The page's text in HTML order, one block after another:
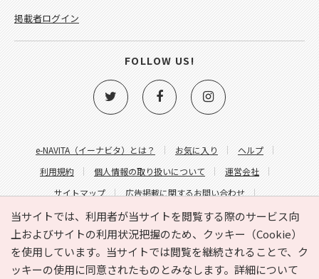
当サイトでは、利用者が当サイトを閲覧する際のサービス向
上およびサイトの利用状況把握のため、クッキー（Cookie）
を使用しています。当サイトでは閲覧を継続されることで、ク
ッキーの使用に同意されたものとみなします。詳細について
e-NAVITA（イーナビタ）とは？ お気に入り
ヘルプ
利用規約
個人情報の取り扱いについて
運営会社
サイトマップ
広告掲載に関するお問い合わせ
サイトの内容に関するお問い合わせ
掲載者ログイン
FOLLOW US!